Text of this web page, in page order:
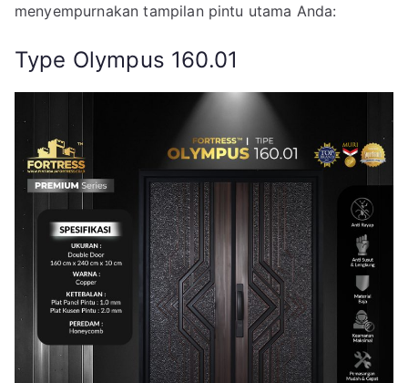
menyempurnakan tampilan pintu utama Anda:
Type Olympus 160.01